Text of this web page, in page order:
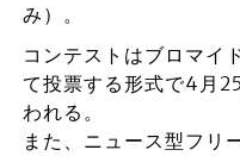
み）。
コンテストはブロマイ
て投票する形式で4月
われる。
また、ニュース型フリ